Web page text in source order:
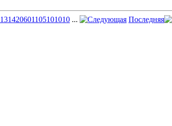
131420601105101010 ... Последняя